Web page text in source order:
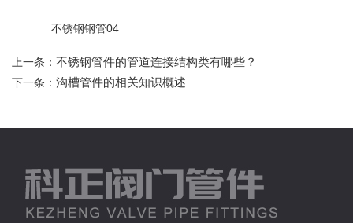
不锈钢钢管04
上一条： 不锈钢管件的管道连接结构类有哪些？
下一条： 沟槽管件的相关知识概述